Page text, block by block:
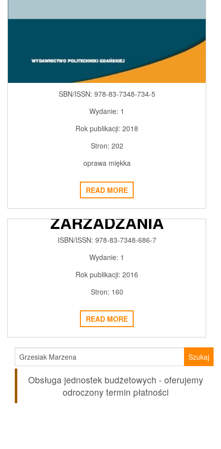
SBN/ISSN: 978-83-7348-734-5
Wydanie: 1
Rok publikacji: 2018
Stron: 202
oprawa miękka
READ MORE
MEANDRY
ZARZĄDZANIA
2018-02-18 ADMIN3992 0
ISBN/ISSN: 978-83-7348-686-7
Wydanie: 1
Rok publikacji: 2016
Stron: 160
READ MORE
Szukaj:
Obsługa jednostek budżetowych - oferujemy
odroczony termin płatności